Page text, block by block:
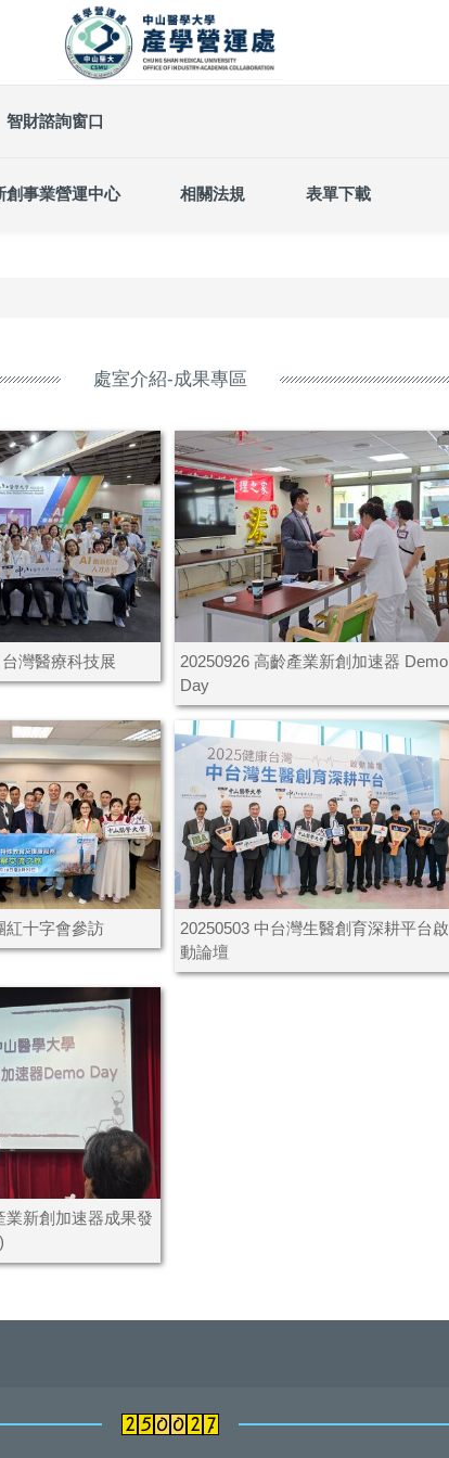
智財諮詢窗口
創事業營運中心 相關法規 表單下載
處室介紹-成果專區
灣醫療科技展
20250926 高齡產業新創加速器 Demo
Day
紅十字會參訪
20250503 中台灣生醫創育深耕平台啟
動論壇
業新創加速器成果發